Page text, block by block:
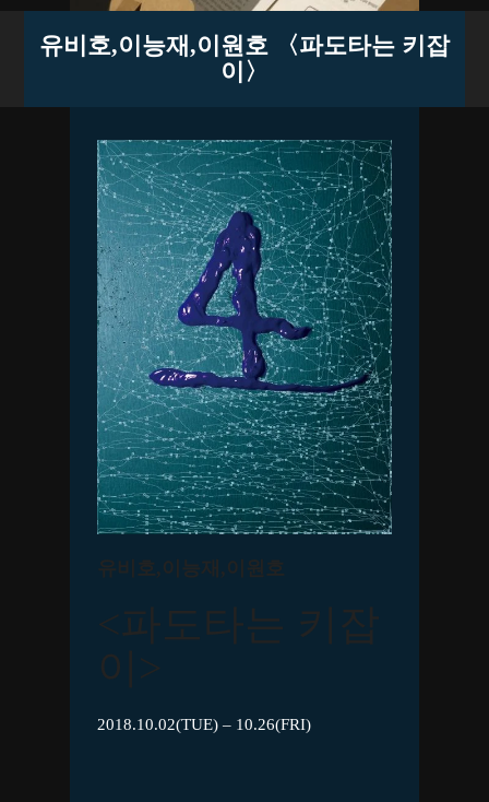
유비호,이능재,이원호 〈파도타는 키잡
이〉
유비호,이능재,이원호
<파도타는 키잡
이>
2018.10.02(TUE) – 10.26(FRI)